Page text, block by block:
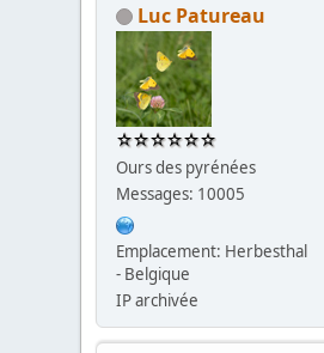
Luc Patureau
Ours des pyrénées
Messages: 10005
Emplacement: Herbesthal
- Belgique
IP archivée